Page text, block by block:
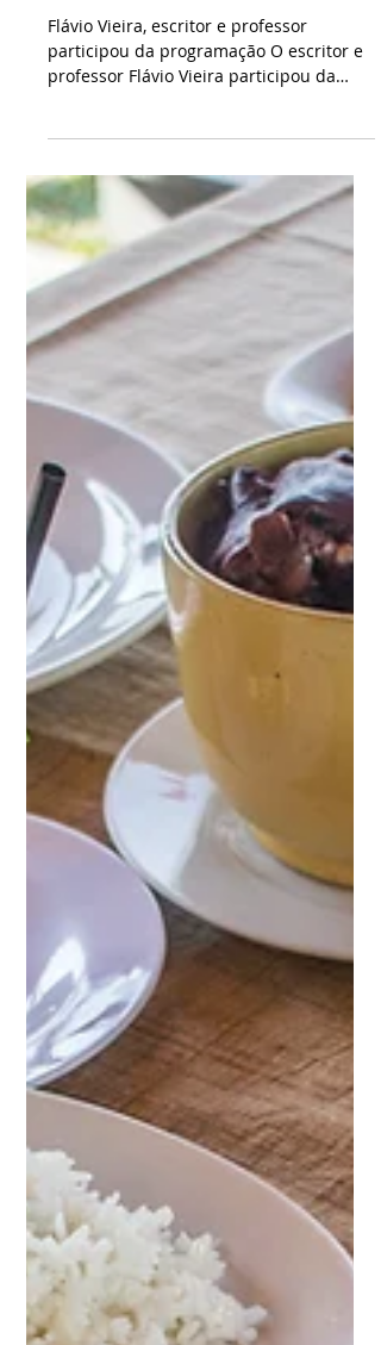
SÁBADO CBN: Coluna
'Perfis da cidade' é
destaque da programação
Flávio Vieira, escritor e professor
professor Flávio Vieira participou da
programação deste...